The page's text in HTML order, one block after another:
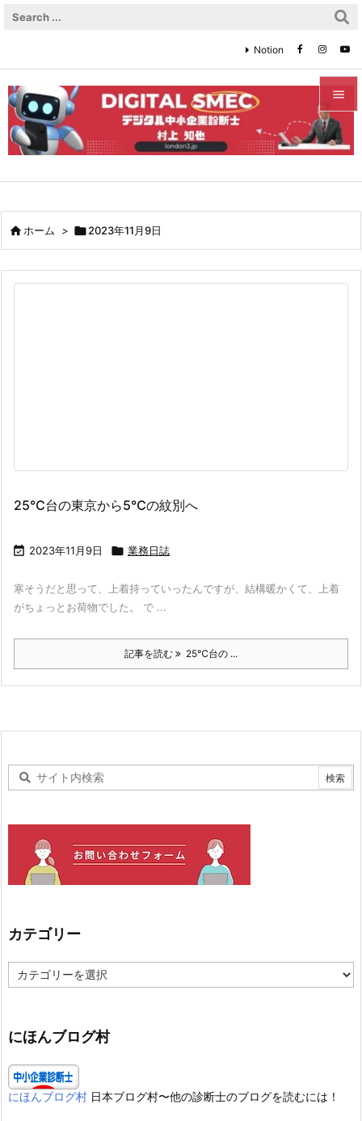


メニュ


次へ
Notion
ホーム > 2023年11月9日
25℃台の東京から5℃の紋別へ
 2023年11月9日  業務日誌
寒そうだと思って、上着持っていったんですが、結構暖かくて、上着
がちょっとお荷物でした。 で ...
記事を読む 25℃台の ...
カテゴリー
テ
ー
にほんブログ村
にほんブログ村 日本ブログ村〜他の診断士のブログを読むには！